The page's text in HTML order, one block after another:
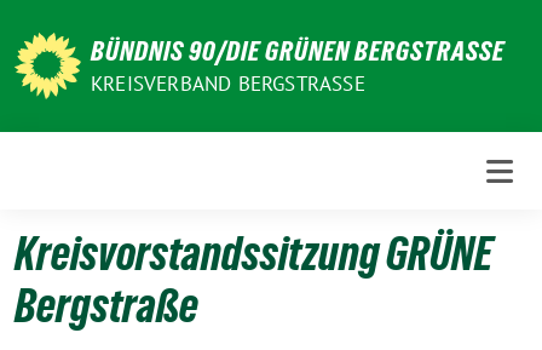
zum
Inhalt
BÜNDNIS 90/DIE GRÜNEN BERGSTRASSE
KREISVERBAND BERGSTRASSE
Kreisvorstandssitzung GRÜNE
Bergstraße